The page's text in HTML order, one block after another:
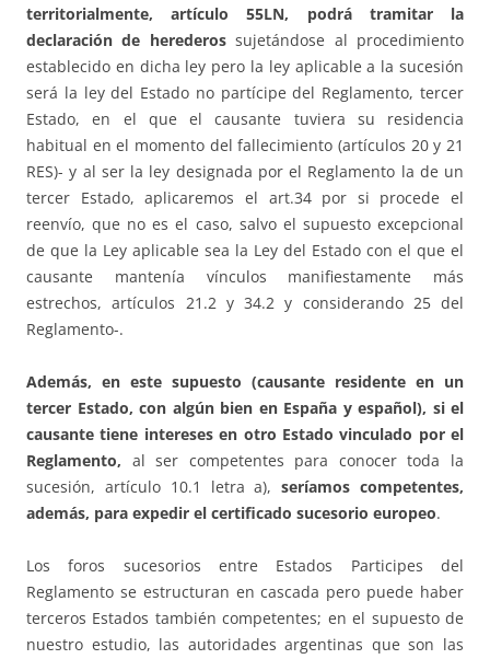
territorialmente, artículo 55LN, podrá tramitar la
declaración de herederossujetándose al procedimiento
establecido en dicha ley pero la ley aplicable a la sucesión
será la ley del Estado no partícipe del Reglamento, tercer
Estado, en el que el causante tuviera su residencia
habitual en el momento del fallecimiento (artículos 20 y 21
RES)- y al ser la ley designada por el Reglamento la de un
tercer Estado, aplicaremos el art.34 por si procede el
reenvío, que no es el caso, salvo el supuesto excepcional
de que la Ley aplicable sea la Ley del Estado con el que el
causante mantenía vínculos manifiestamente más
estrechos, artículos 21.2 y 34.2 y considerando 25 del
Reglamento-.
Además, en este supuesto (causante residente en un
tercer Estado, con algún bien en España y español), si el
causante tiene intereses en otro Estado vinculado por el
Reglamento, al ser competentes para conocer toda la
sucesión, artículo 10.1 letra a),seríamos competentes,
además, para expedir el certificado sucesorio europeo.
Los foros sucesorios entre Estados Participes del
Reglamento se estructuran en cascada pero puede haber
terceros Estados también competentes; en el supuesto de
nuestro estudio, las autoridades argentinas que son las